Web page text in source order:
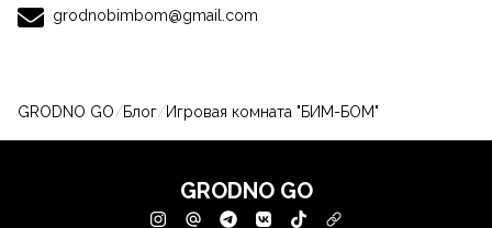
grodnobimbom@gmail.com
GRODNO GO/Блог/Игровая комната "БИМ-БОМ"
GRODNO GO